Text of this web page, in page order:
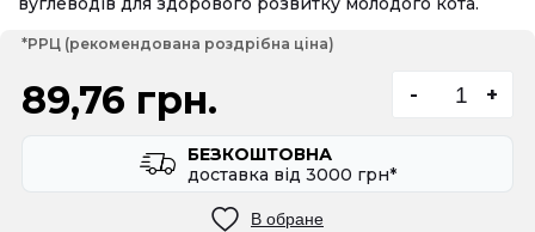
89,76 грн. - +
*РРЦ (рекомендована роздрібна ціна)
БЕЗКОШТОВНА
доставка вiд 3000 грн*
В обране